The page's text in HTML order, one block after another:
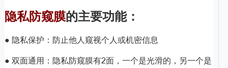
隐私防窥膜的主要功能：
● 隐私保护：防止他人窥视个人或机密信息
● 双面通用：隐私防窥膜有2面，一个是光滑的，另一个是